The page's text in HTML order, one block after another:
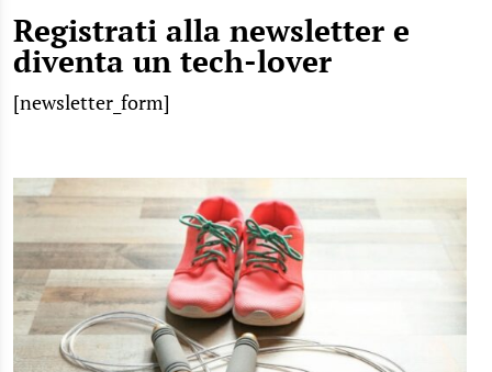
Registrati alla newsletter e
diventa un tech-lover
[newsletter_form]